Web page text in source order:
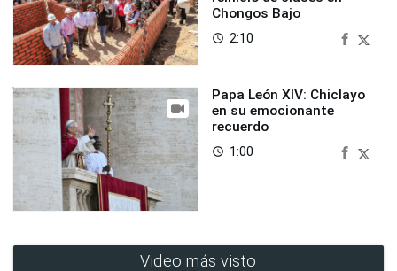
Chongos Bajo
access_time 2:10
Papa León XIV: Chiclayo
en su emocionante
recuerdo
access_time 1:00
Video más visto